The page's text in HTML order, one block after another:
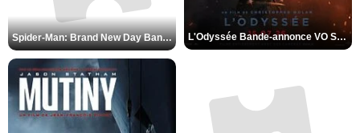
Spider-Man: Brand New Day Bande-annonce VO STFR L'Odyssée Bande-annonce VO STFR